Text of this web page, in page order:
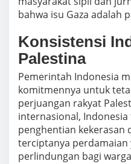
bahwa isu Gaza adalah
Konsistensi
Palestina
Pemerintah Indonesia
komitmennya untuk
perjuangan rakyat
internasional,
penghentian kekerasan
terciptanya perdamaian
perlindungan bagi